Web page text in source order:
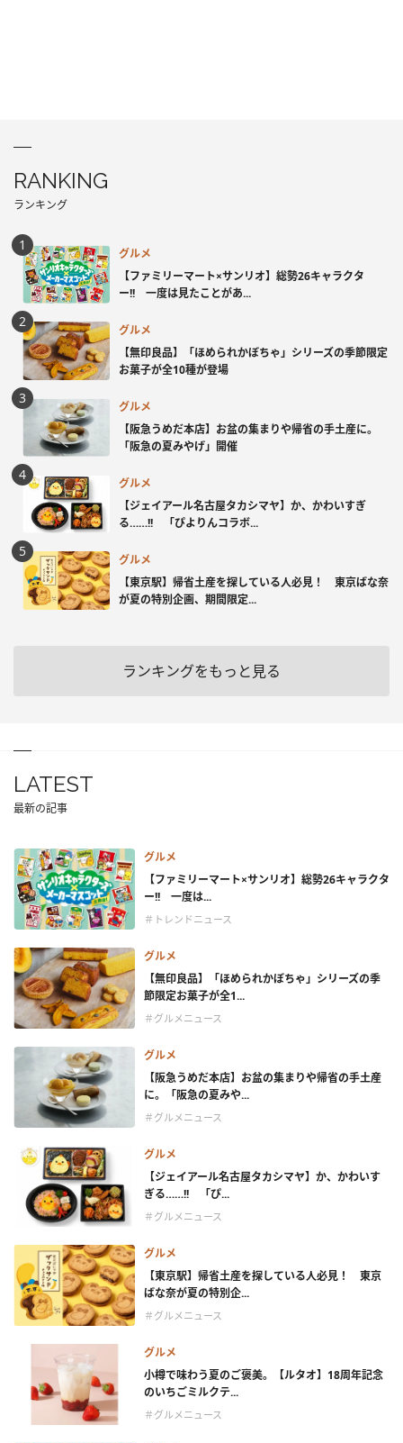
RANKING
ランキング
グルメ
【ファミリーマート×サンリオ】総勢26キャラクタ
ー!! 一度は見たことがあ...
グルメ
【無印良品】「ほめられかぼちゃ」シリーズの季節限定
お菓子が全10種が登場
グルメ
【阪急うめだ本店】お盆の集まりや帰省の手土産に。
「阪急の夏みやげ」開催
グルメ
【ジェイアール名古屋タカシマヤ】か、かわいすぎ
る……!! 「ぴよりんコラボ...
グルメ
【東京駅】帰省土産を探している人必見！ 東京ばな奈
が夏の特別企画、期間限定...
ランキングをもっと見る
LATEST
最新の記事
グルメ
【ファミリーマート×サンリオ】総勢26キャラクタ
ー!! 一度は...
＃トレンドニュース
グルメ
【無印良品】「ほめられかぼちゃ」シリーズの季
節限定お菓子が全1...
＃グルメニュース
グルメ
【阪急うめだ本店】お盆の集まりや帰省の手土産
に。「阪急の夏みや...
＃グルメニュース
グルメ
【ジェイアール名古屋タカシマヤ】か、かわいす
ぎる……!! 「ぴ...
＃グルメニュース
グルメ
【東京駅】帰省土産を探している人必見！ 東京
ばな奈が夏の特別企...
＃グルメニュース
グルメ
小樽で味わう夏のご褒美。【ルタオ】18周年記念
のいちごミルクテ...
＃グルメニュース